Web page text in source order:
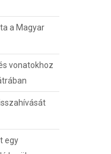
a Magyar
vonatokhoz
egy